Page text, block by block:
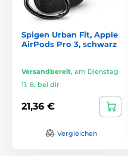
Spigen Urban Fit, Apple
AirPods Pro 3, schwarz
Versandbereit, am Dienstag
11. 8. bei dir
21,36 €
Vergleichen